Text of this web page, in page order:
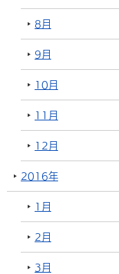
8月
9月
10月
11月
12月
2016年
1月
2月
3月